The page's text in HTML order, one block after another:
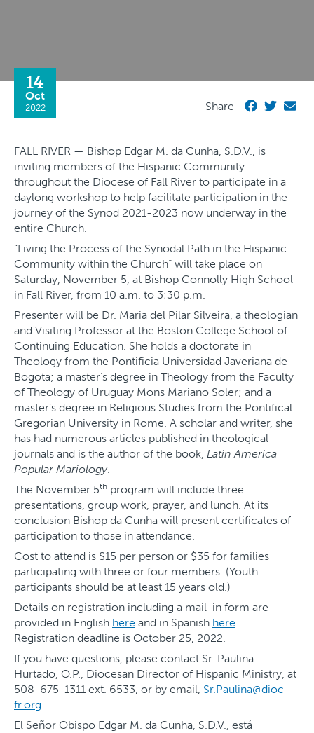
14
Oct
2022 Share
FALL RIVER — Bishop Edgar M. da Cunha, S.D.V., is
inviting members of the Hispanic Community
throughout the Diocese of Fall River to participate in a
daylong workshop to help facilitate participation in the
journey of the Synod 2021-2023 now underway in the
entire Church.
“Living the Process of the Synodal Path in the Hispanic
Community within the Church” will take place on
Saturday, November 5, at Bishop Connolly High School
in Fall River, from 10 a.m. to 3:30 p.m.
Presenter will be Dr. Maria del Pilar Silveira, a theologian
and Visiting Professor at the Boston College School of
Continuing Education. She holds a doctorate in
Theology from the Pontificia Universidad Javeriana de
Bogota; a master’s degree in Theology from the Faculty
of Theology of Uruguay Mons Mariano Soler; and a
master’s degree in Religious Studies from the Pontifical
Gregorian University in Rome. A scholar and writer, she
has had numerous articles published in theological
journals and is the author of the book, Latin America
Popular Mariology.
The November 5th program will include three
presentations, group work, prayer, and lunch. At its
conclusion Bishop da Cunha will present certificates of
participation to those in attendance.
Cost to attend is $15 per person or $35 for families
participating with three or four members. (Youth
participants should be at least 15 years old.)
Details on registration including a mail-in form are
provided in English here and in Spanish here.
Registration deadline is October 25, 2022.
If you have questions, please contact Sr. Paulina
Hurtado, O.P., Diocesan Director of Hispanic Ministry, at
508-675-1311 ext. 6533, or by email, Sr.Paulina@dioc-
fr.org.
El Señor Obispo Edgar M. da Cunha, S.D.V., está